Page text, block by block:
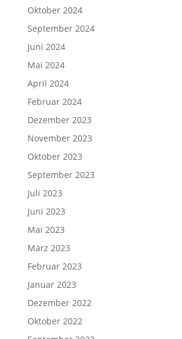
Oktober 2024
September 2024
Juni 2024
Mai 2024
April 2024
Februar 2024
Dezember 2023
November 2023
Oktober 2023
September 2023
Juli 2023
Juni 2023
Mai 2023
März 2023
Februar 2023
Januar 2023
Dezember 2022
Oktober 2022